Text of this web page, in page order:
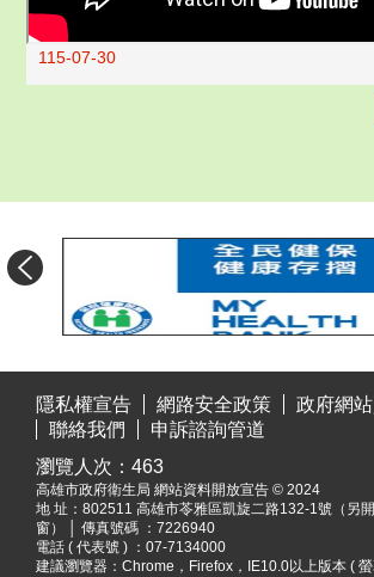
115-07-30
目
隱私權宣告
網路安全政策
政府網
聯絡我們
申訴諮詢管道
瀏覽人次： 463
高雄市政府衛生局 網站資料開放宣告 © 2024
地 址： 802511 高雄市苓雅區凱旋二路132-1號（另
窗）
│ 傳真號碼 ：7226940
電話 ( 代表號 ) ：07-7134000
建議瀏覽器：Chrome，Firefox，IE10.0以上版本 (